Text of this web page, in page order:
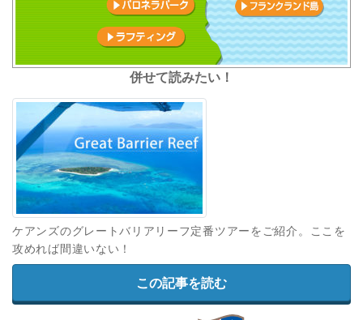
併せて読みたい！
ケアンズのグレートバリアリーフ定番ツアーをご紹介。ここを
攻めれば間違いない！
この記事を読む